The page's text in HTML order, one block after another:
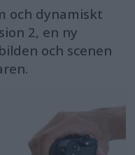
och dynamiskt
2, en ny
och scenen